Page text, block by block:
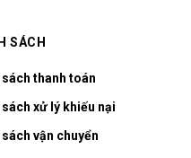
SÁCH
sách thanh toán
sách xử lý khiếu nại
vận chuyển